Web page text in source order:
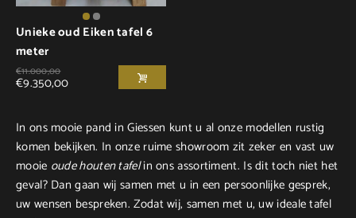
Unieke oud Eiken tafel 6
meter
€11.000,00
€9.350,00
In ons mooie pand in Giessen kunt u al onze modellen rustig
komen bekijken. In onze ruime showroom zit zeker en vast uw
mooie oude houten tafelin ons assortiment. Is dit toch niet het
geval? Dan gaan wij samen met u in een persoonlijke gesprek,
uw wensen bespreken. Zodat wij, samen met u, uw ideale tafel